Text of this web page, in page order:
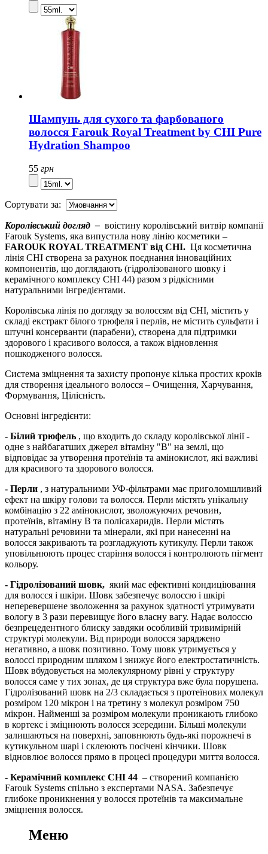
Шампунь для сухого та фарбованого
волосся Farouk Royal Treatment by CHI Pure
Hydration Shampoo
55 грн
Сортувати за:
Королівський догляд – воістину королівський витвір компанії
Farouk Systems, яка випустила нову лінію косметики –
FAROUK ROYAL TREATMENT від CHI. Ця косметична
лінія CHI створена за рахунок поєднання інноваційних
компонентів, що доглядають (гідролізованого шовку і
керамічного комплексу CHI 44) разом з рідкісними
натуральними інгредієнтами.
Королівська лінія по догляду за волоссям від CHI, містить у
складі екстракт білого трюфеля і перлів, не містить сульфати і
штучні консерванти (парабени), створена для підтримки
здорового і красивого волосся, а також відновлення
пошкодженого волосся.
Система зміцнення та захисту пропонує кілька простих кроків
для створення ідеального волосся – Очищення, Харчування,
Формування, Цілісність.
Основні інгредієнти:
- Білий трюфель , що входить до складу королівської лінії -
одне з найбагатших джерел вітаміну "В" на землі, що
відповідає за утворення протеїнів та амінокислот, які важливі
для красивого та здорового волосся.
- Перли , з натуральними УФ-фільтрами має приголомшливий
ефект на шкіру голови та волосся. Перли містять унікальну
комбінацію з 22 амінокислот, зволожуючих речовин,
протеїнів, вітаміну В та полісахаридів. Перли містять
натуральні речовини та мінерали, які при нанесенні на
волосся закривають та розгладжують кутикулу. Перли також
уповільнюють процес старіння волосся і контролюють пігмент
кольору.
- Гідролізований шовк, який має ефективні кондиціювання
для волосся і шкіри. Шовк забезпечує волоссю і шкірі
неперевершене зволоження за рахунок здатності утримувати
вологу в 3 рази перевищує його власну вагу. Надає волоссю
безпрецедентного блиску завдяки особливій тривимірній
структурі молекули. Від природи волосся заряджено
негативно, а шовк позитивно. Тому шовк утримується у
волоссі природним шляхом і знижує його електростатичність.
Шовк вбудовується на молекулярному рівні у структуру
волосся саме у тих зонах, де ця структура вже була порушена.
Гідролізований шовк на 2/3 складається з протеїнових молекул
розміром 120 мікрон і на третину з молекул розміром 750
мікрон. Найменші за розміром молекули проникають глибоко
в кортекс і зміцнюють волосся зсередини. Більші молекули
залишаються на поверхні, заповнюють будь-які порожнечі в
кутикульном шарі і склеюють посічені кінчики. Шовк
відновлює волосся прямо в процесі процедури миття волосся.
- Керамічний комплекс CHI 44 – створений компанією
Farouk Systems спільно з експертами NASA. Забезпечує
глибоке проникнення у волосся протеїнів та максимальне
зміцнення волосся.
Меню